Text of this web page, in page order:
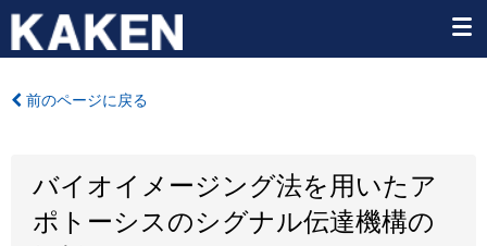
前のページに戻る
バイオイメージング法を用いたア
ポトーシスのシグナル伝達機構の